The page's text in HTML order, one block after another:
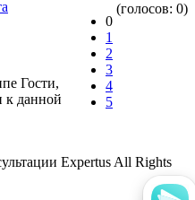
0
1
2
3
4
5
(голосов: 0)
Гости,
к данной
Expertus All Rights